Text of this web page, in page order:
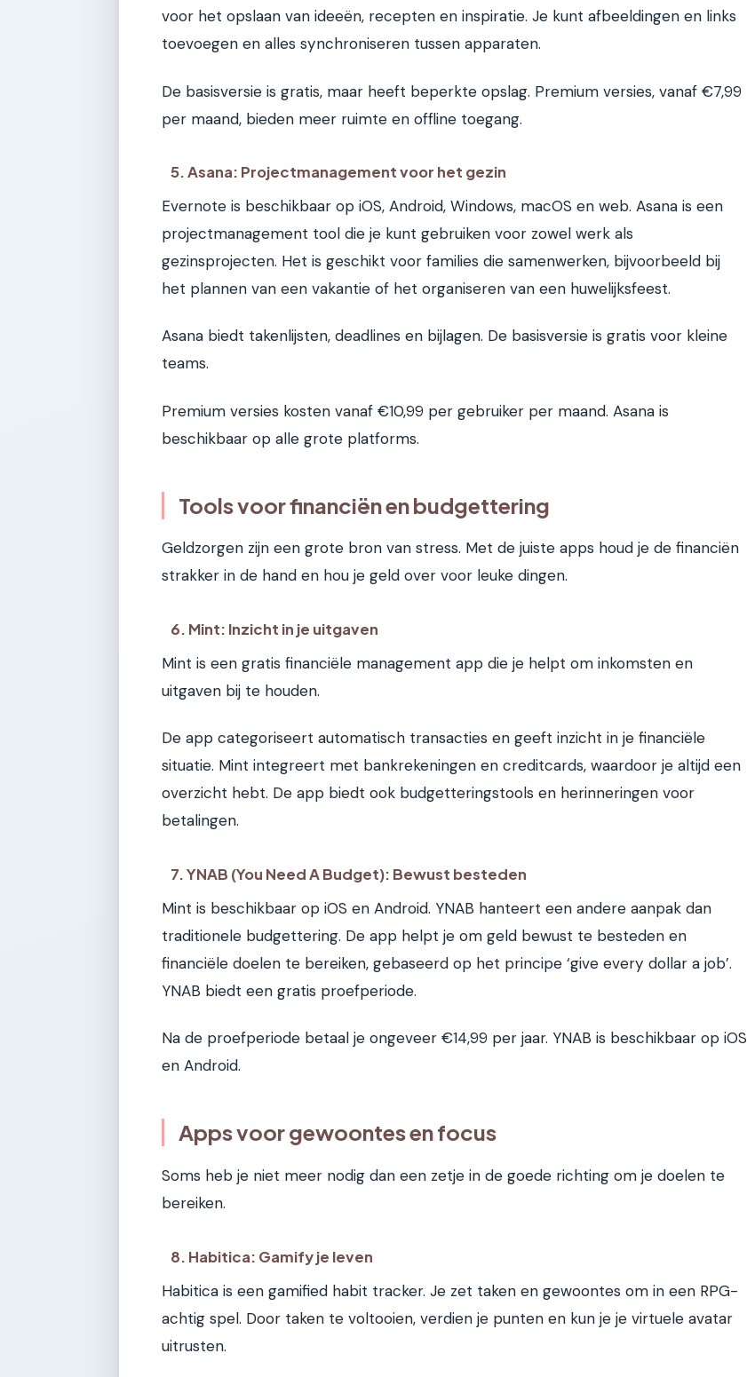
voor het opslaan van ideeën, recepten en inspiratie. Je kunt afbeeldingen en links
toevoegen en alles synchroniseren tussen apparaten.
De basisversie is gratis, maar heeft beperkte opslag. Premium versies, vanaf €7,99
per maand, bieden meer ruimte en offline toegang.
5. Asana: Projectmanagement voor het gezin
Evernote is beschikbaar op iOS, Android, Windows, macOS en web. Asana is een
projectmanagement tool die je kunt gebruiken voor zowel werk als
gezinsprojecten. Het is geschikt voor families die samenwerken, bijvoorbeeld bij
het plannen van een vakantie of het organiseren van een huwelijksfeest.
Asana biedt takenlijsten, deadlines en bijlagen. De basisversie is gratis voor kleine
teams.
Premium versies kosten vanaf €10,99 per gebruiker per maand. Asana is
beschikbaar op alle grote platforms.
Tools voor financiën en budgettering
Geldzorgen zijn een grote bron van stress. Met de juiste apps houd je de financiën
strakker in de hand en hou je geld over voor leuke dingen.
6. Mint: Inzicht in je uitgaven
Mint is een gratis financiële management app die je helpt om inkomsten en
uitgaven bij te houden.
De app categoriseert automatisch transacties en geeft inzicht in je financiële
situatie. Mint integreert met bankrekeningen en creditcards, waardoor je altijd een
overzicht hebt. De app biedt ook budgetteringstools en herinneringen voor
betalingen.
7. YNAB (You Need A Budget): Bewust besteden
Mint is beschikbaar op iOS en Android. YNAB hanteert een andere aanpak dan
traditionele budgettering. De app helpt je om geld bewust te besteden en
financiële doelen te bereiken, gebaseerd op het principe ‘give every dollar a job’.
YNAB biedt een gratis proefperiode.
Na de proefperiode betaal je ongeveer €14,99 per jaar. YNAB is beschikbaar op iOS
en Android.
Apps voor gewoontes en focus
Soms heb je niet meer nodig dan een zetje in de goede richting om je doelen te
bereiken.
8. Habitica: Gamify je leven
Habitica is een gamified habit tracker. Je zet taken en gewoontes om in een RPG-
achtig spel. Door taken te voltooien, verdien je punten en kun je je virtuele avatar
uitrusten.